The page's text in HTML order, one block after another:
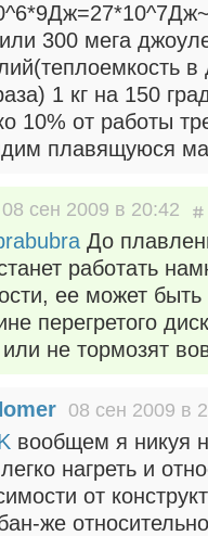
300 мега
1 кг на 150
10% от работы
плавящуюся
08 сен 2009 в 20:42
До
работать
ее может
перегретого
не тормозят
08 сен 2009 в
вообщем я никуя
нагреть и
от
же